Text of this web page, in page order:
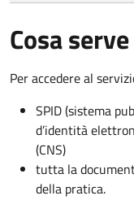
Cosa serve
Per accedere al
SPID (sistema
d’identità
(CNS)
tutta la
della pratica.